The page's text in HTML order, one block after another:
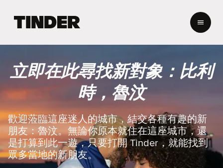
e
r
首
頁
立即在此尋找新對象：比利
時，魯汶
歡迎蒞臨這座迷人的城市，結交各種有趣的新
朋友：魯汶。無論你原本就住在這座城市，還
是打算到此一遊，只要打開 Tinder，就能找到
眾多當地的新朋友。